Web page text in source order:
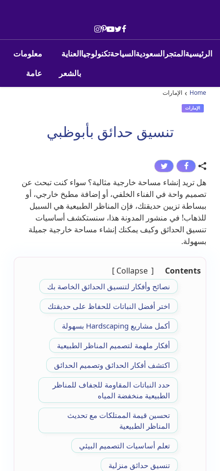
Main Navigation
الرئيسيةالمتجرالسعوديةالسياحةتكنولوجياالعناية
بالشعر
معلومات
عامة
Home
› الإمارات
الإمارات
تنسيق حدائق بأبوظبي
هل تريد إنشاء مساحة خارجية مثالية؟ سواء كنت تبحث عن
تصميم واحة في الفناء الخلفي، أو إضافة مطبخ خارجي، أو
ببساطة تزيين حديقتك، فإن المناظر الطبيعية هي السبيل
للذهاب! في منشور المدونة هذا، سنستكشف أساسيات
تنسيق الحدائق وكيف يمكنك إنشاء مساحة خارجية جميلة
بسهولة.
Contents
Collapse
نصائح وأفكار لتنسيق الحدائق الخاصة بك
اختر أفضل النباتات للحفاظ على حديقتك
أكمل مشاريع Hardscaping بسهولة
أفكار ملهمة لتصميم المناظر الطبيعية
اكتشف أفكار الحدائق وتصميم الحدائق
حدد النباتات المقاومة للجفاف للمناظر
الطبيعية منخفضة المياه
تحسين قيمة الممتلكات مع تحديث
المناظر الطبيعية
تعلم أساسيات التصميم البيئي
تنسيق حدائق منزلية